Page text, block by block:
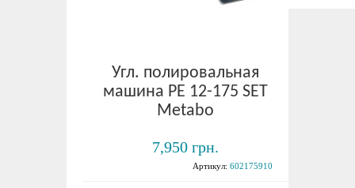
Угл. полировальная
машина PE 12-175 SET
Metabo
7,950 грн.
Артикул: 602175910